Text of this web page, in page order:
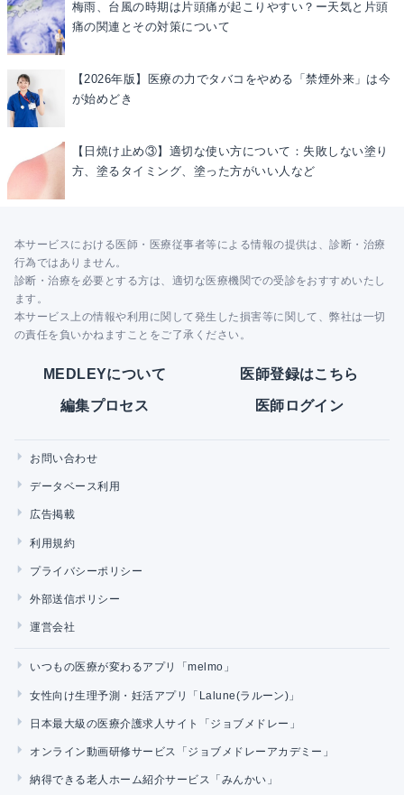
梅雨、台風の時期は片頭痛が起こりやすい？ー天気と片頭
痛の関連とその対策について
【2026年版】医療の力でタバコをやめる「禁煙外来」は今
が始めどき
【日焼け止め③】適切な使い方について：失敗しない塗り
方、塗るタイミング、塗った方がいい人など
本サービスにおける医師・医療従事者等による情報の提供は、診断・治療
行為ではありません。
診断・治療を必要とする方は、適切な医療機関での受診をおすすめいたし
ます。
本サービス上の情報や利用に関して発生した損害等に関して、弊社は一切
の責任を負いかねますことをご了承ください。
MEDLEYについて 医師登録はこちら
編集プロセス 医師ログイン
お問い合わせ
データベース利用
広告掲載
利用規約
プライバシーポリシー
外部送信ポリシー
運営会社
いつもの医療が変わるアプリ「melmo」
女性向け生理予測・妊活アプリ「Lalune(ラルーン)」
日本最大級の医療介護求人サイト「ジョブメドレー」
オンライン動画研修サービス「ジョブメドレーアカデミー」
納得できる老人ホーム紹介サービス「みんかい」